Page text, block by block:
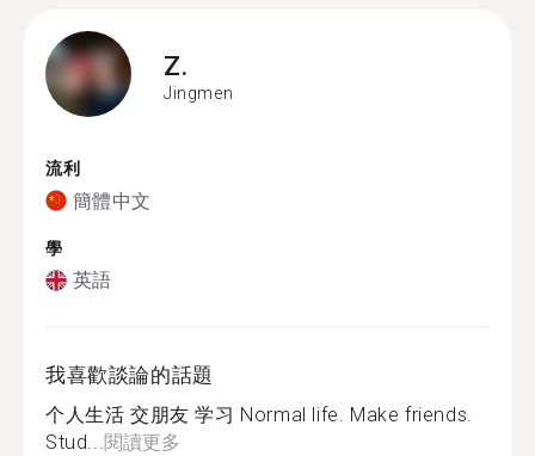
Z.
Jingmen
流利
簡體中文
學
英語
我喜歡談論的話題
个人生活 交朋友 学习 Normal life. Make friends.
Stud...閱讀更多